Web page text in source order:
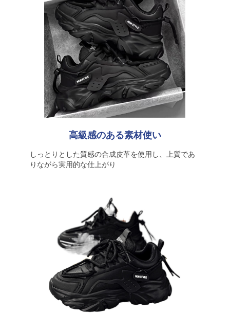
高級感のある素材使い
しっとりとした質感の合成皮革を使用し、上質であ
りながら実用的な仕上がり